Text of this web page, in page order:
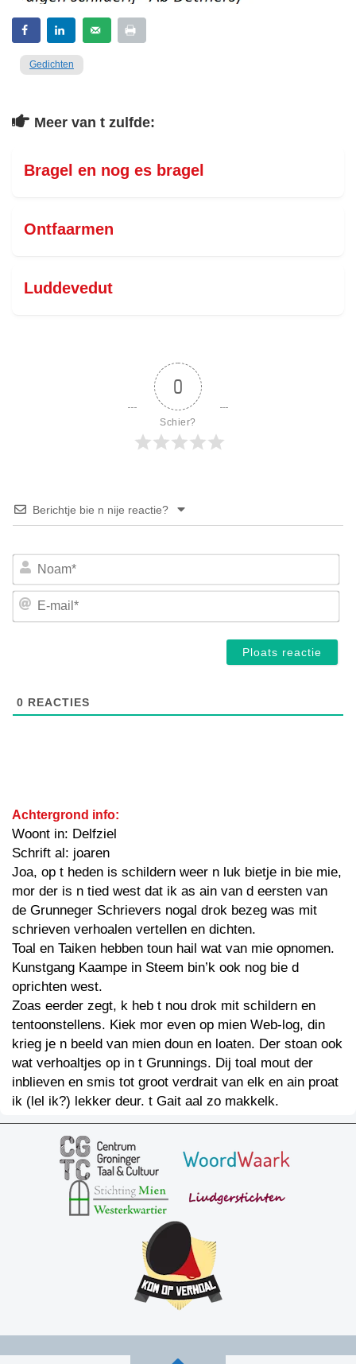
Gedichten
Meer van t zulfde:
Bragel en nog es bragel
Ontfaarmen
Luddevedut
0
Schier?
Berichtje bie n nije reactie?
E-
0 REACTIES
Achtergrond info:
Woont in: Delfziel
Schrift al: joaren
Joa, op t heden is schildern weer n luk bietje in bie mie,
mor der is n tied west dat ik as ain van d eersten van
de Grunneger Schrievers nogal drok bezeg was mit
schrieven verhoalen vertellen en dichten.
Toal en Taiken hebben toun hail wat van mie opnomen.
Kunstgang Kaampe in Steem bin’k ook nog bie d
oprichten west.
Zoas eerder zegt, k heb t nou drok mit schildern en
tentoonstellens. Kiek mor even op mien Web-log, din
krieg je n beeld van mien doun en loaten. Der stoan ook
wat verhoaltjes op in t Grunnings. Dij toal mout der
inblieven en smis tot groot verdrait van elk en ain proat
ik (lel ik?) lekker deur. t Gait aal zo makkelk.